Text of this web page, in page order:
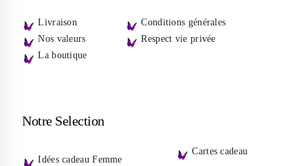
Livraison
Nos valeurs
La boutique
Conditions générales
Respect vie privée
Notre Selection
Idées cadeau Femme
Cartes cadeau